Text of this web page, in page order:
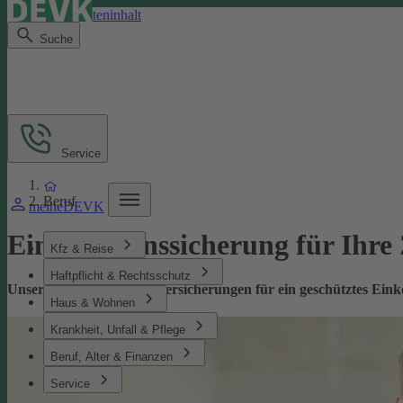
Direkt zum Seiteninhalt
Suche
meineDEVK
Kfz & Reise
Haftpflicht & Rechtsschutz
Haus & Wohnen
Krankheit, Unfall & Pflege
Beruf, Alter & Finanzen
Service
Service
Beruf
Einkommenssicherung für
Unsere leistungsstarken Versicherungen für ein geschütztes